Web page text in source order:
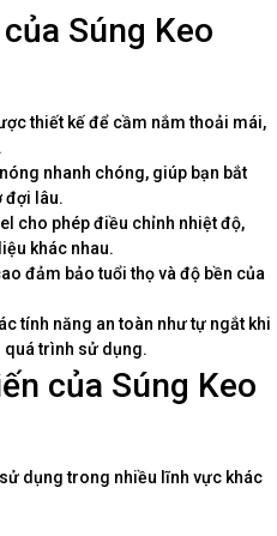
Súng Keo
thiết kế để cầm nắm thoải mái,
nhanh chóng, giúp bạn bắt
đợi lâu.
cho phép điều chỉnh nhiệt độ,
khác nhau.
đảm bảo tuổi thọ và độ bền của
tính năng an toàn như tự ngắt khi
trình sử dụng.
của Súng Keo
dụng trong nhiều lĩnh vực khác